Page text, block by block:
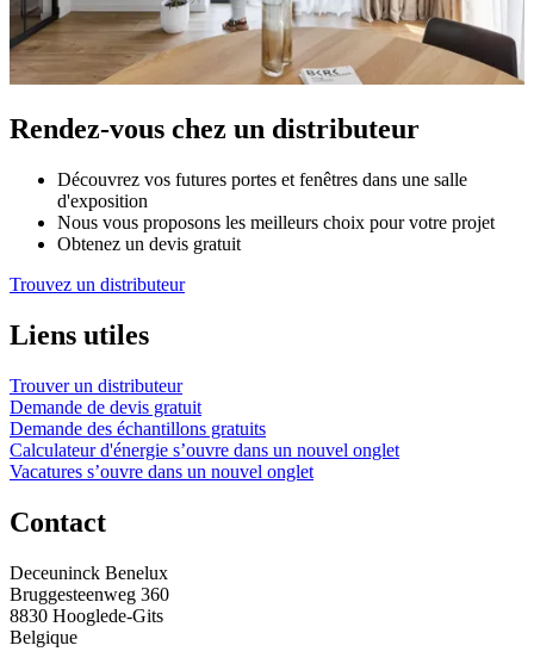
Rendez-vous chez un distributeur
Découvrez vos futures portes et fenêtres dans une salle
d'exposition
Nous vous proposons les meilleurs choix pour votre projet
Obtenez un devis gratuit
Trouvez un distributeur
Liens utiles
Trouver un distributeur
Demande de devis gratuit
Demande des échantillons gratuits
Calculateur d'énergie s’ouvre dans un nouvel onglet
Vacatures s’ouvre dans un nouvel onglet
Contact
Deceuninck Benelux
Bruggesteenweg 360
8830 Hooglede-Gits
Belgique